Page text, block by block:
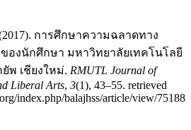
การศึกษาความฉลาดทาง
องนักศึกษา มหาวิทยาลัยเทคโนโลยี
พ เชียงใหม่. RMUTL Journal of
Liberal Arts, 3(1), 43–55. retrieved
index.php/balajhss/article/view/75188